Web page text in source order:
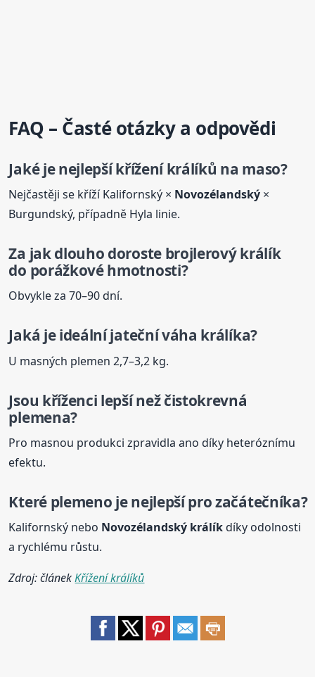
FAQ – Časté otázky a odpovědi
Jaké je nejlepší kříženíkrálíků na maso?
Nejčastěji se kříží Kalifornský × Novozélandský ×
Burgundský, případně Hyla linie.
Za jak dlouho doroste brojlerovýkrálík
do porážkové hmotnosti?
Obvykle za 70–90 dní.
Jaká je ideální jateční váha králíka?
U masných plemen 2,7–3,2 kg.
Jsou kříženci lepší než čistokrevná
plemena?
Pro masnou produkci zpravidla ano díky heteróznímu
efektu.
Které plemeno je nejlepší pro začátečníka?
Kalifornský nebo Novozélandský králíkdíky odolnosti
a rychlému růstu.
Zdroj: článekKřížení králíků